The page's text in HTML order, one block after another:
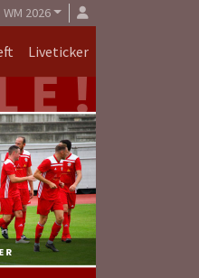
WM 2026
Liveticker